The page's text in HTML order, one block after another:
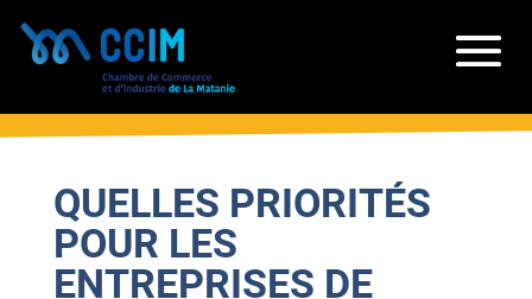
QUELLES PRIORITÉS
POUR LES
ENTREPRISES DE